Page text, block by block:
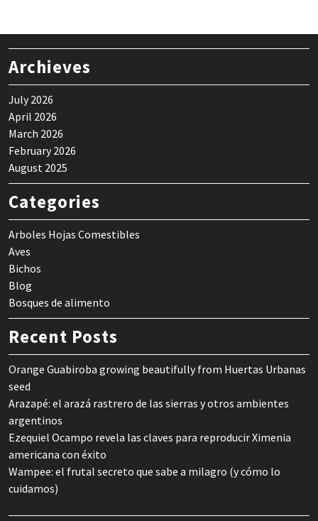
Archieves
July 2026
April 2026
March 2026
February 2026
August 2025
Categories
Arboles Hojas Comestibles
Aves
Bichos
Blog
Bosques de alimento
Recent Posts
Orange Guabiroba growing beautifully from Huertas Urbanas
seed
Arazapé: el arazá rastrero de las sierras y otros ambientes
argentinos
Ezequiel Ocampo revela las claves para reproducir Ximenia
americana con éxito
Wampee: el frutal secreto que sabe a milagro (y cómo lo
cuidamos)